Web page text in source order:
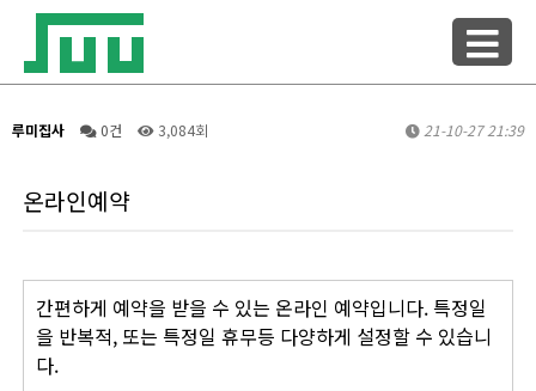
루미집사 0건 3,084회 21-10-27 21:39
온라인예약
간편하게 예약을 받을 수 있는 온라인 예약입니다. 특정일
을 반복적, 또는 특정일 휴무등 다양하게 설정할 수 있습니
다.